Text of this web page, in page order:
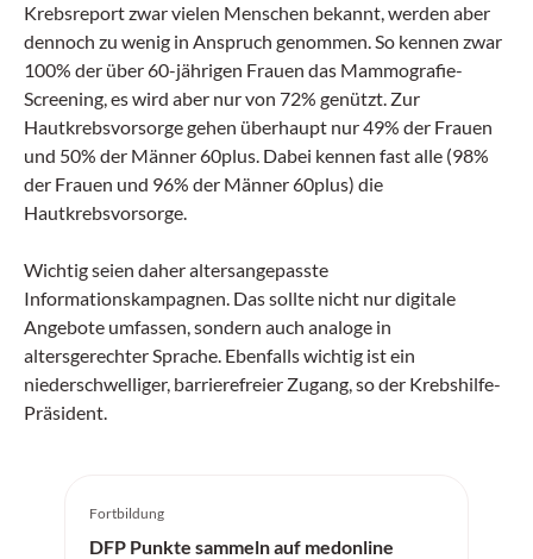
Krebsreport zwar vielen Menschen bekannt, werden aber
dennoch zu wenig in Anspruch genommen. So kennen zwar
100% der über 60-jährigen Frauen das Mammografie-
Screening, es wird aber nur von 72% genützt. Zur
Hautkrebsvorsorge gehen überhaupt nur 49% der Frauen
und 50% der Männer 60plus. Dabei kennen fast alle (98%
der Frauen und 96% der Männer 60plus) die
Hautkrebsvorsorge.
Wichtig seien daher altersangepasste
Informationskampagnen. Das sollte nicht nur digitale
Angebote umfassen, sondern auch analoge in
altersgerechter Sprache. Ebenfalls wichtig ist ein
niederschwelliger, barrierefreier Zugang, so der Krebshilfe-
Präsident.
Fortbildung
DFP Punkte sammeln auf medonline